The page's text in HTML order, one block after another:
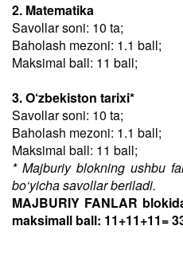
2. Matematika
Savollar soni: 10 ta;
Baholash mezoni: 1.1 ball;
Maksimal ball: 11 ball;
3. O‘zbekiston tarixi*
Savollar soni: 10 ta;
Baholash mezoni: 1.1 ball;
Maksimal ball: 11 ball;
* Majburiy blokning ushbu
bo‘yicha savollar beriladi.
MAJBURIY FANLAR
maksimall ball: 11+11+11=